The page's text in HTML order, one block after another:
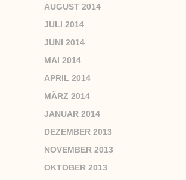
AUGUST 2014
JULI 2014
JUNI 2014
MAI 2014
APRIL 2014
MÄRZ 2014
JANUAR 2014
DEZEMBER 2013
NOVEMBER 2013
OKTOBER 2013